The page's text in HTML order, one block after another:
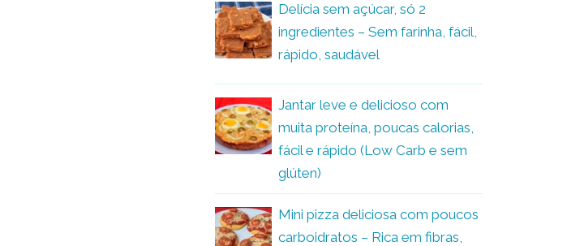
Delícia sem açúcar, só 2
ingredientes – Sem farinha, fácil,
rápido, saudável
Jantar leve e delicioso com
muita proteína, poucas calorias,
fácil e rápido (Low Carb e sem
glúten)
Mini pizza deliciosa com poucos
carboidratos – Rica em fibras,